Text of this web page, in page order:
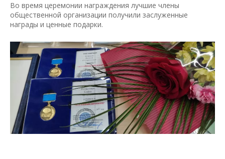
Во время церемонии награждения лучшие члены
общественной организации получили заслуженные
награды и ценные подарки.